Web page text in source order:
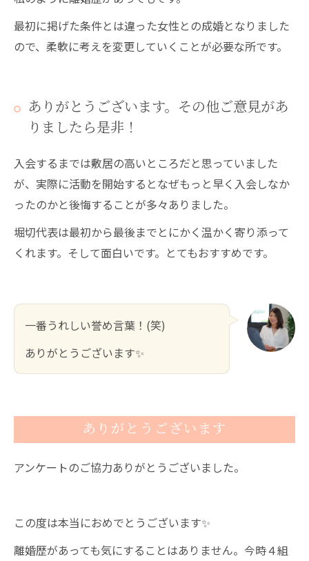
最初に掲げた条件とは違った女性との成婚となりました
ので、柔軟に考えを変更していくことが必要な所です。
ありがとうございます。その他ご意見があ
りましたら是非！
入会するまでは敷居の高いところだと思っていました
が、実際に活動を開始するとなぜもっと早く入会しなか
ったのかと後悔することが多々ありました。
堀切代表は最初から最後までとにかく温かく寄り添って
くれます。そして面白いです。とてもおすすめです。
一番うれしい誉め言葉！(笑)
ありがとうございます✨
ありがとうございます
アンケートのご協力ありがとうございました。
この度は本当におめでとうございます✨
離婚歴があっても気にすることはありません。今時４組